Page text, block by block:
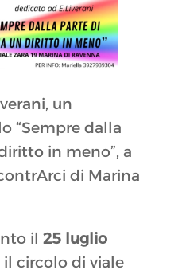
un
“Sempre dalla
in meno”, a
di Marina
il 25 luglio
il circolo di viale